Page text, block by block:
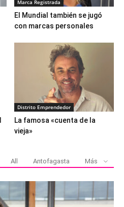
Marca Registrada
El Mundial también se jugó
con marcas personales
Distrito Emprendedor
La famosa «cuenta de la
vieja»
All Antofagasta Más